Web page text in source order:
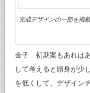
完成デザインの一部を掲
金子 初期案もあれは
して考えると頭身が少
を低くして、デザイン